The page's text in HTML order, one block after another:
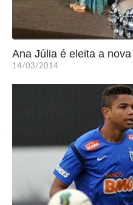
Ana Júlia é eleita a
14/03/2014